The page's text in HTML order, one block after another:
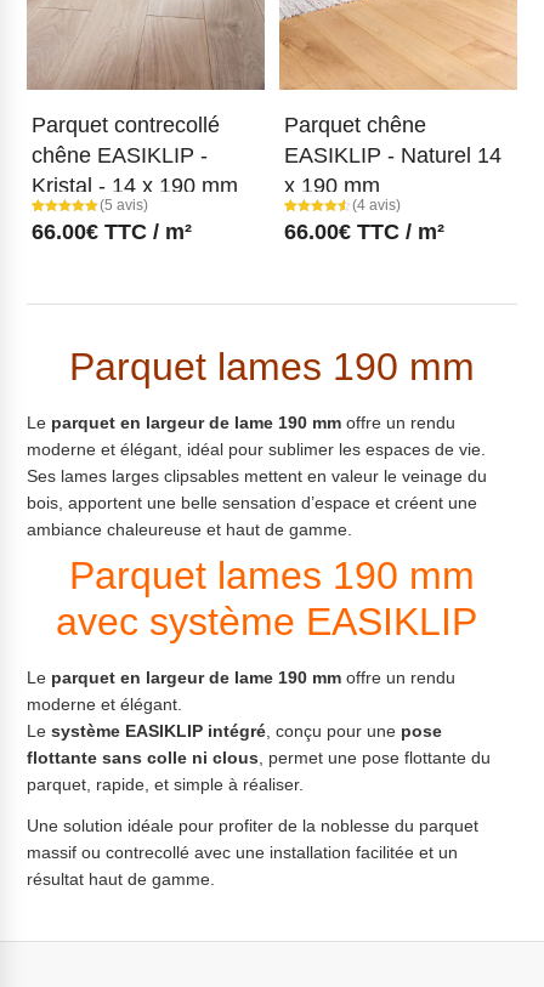
Parquet contrecollé
chêne EASIKLIP -
Kristal - 14 x 190 mm
Noté
5.00
5
(5 avis)
66.00€ TTC / m²
Parquet chêne
EASIKLIP - Naturel 14
x 190 mm
Noté
4.50
4
(4 avis)
66.00€ TTC / m²
Parquet lames 190 mm
Le parquet en largeur de lame 190 mm offre un rendu
moderne et élégant, idéal pour sublimer les espaces de vie.
Ses lames larges clipsables mettent en valeur le veinage du
bois, apportent une belle sensation d’espace et créent une
ambiance chaleureuse et haut de gamme.
Parquet lames 190 mm
avec système EASIKLIP
Le parquet en largeur de lame 190 mm offre un rendu
moderne et élégant.
Lesystème EASIKLIP intégré , conçu pour une pose
flottante sans colle ni clous , permet une pose flottante du
parquet, rapide, et simple à réaliser.
Une solution idéale pour profiter de la noblesse du parquet
massif ou contrecollé avec une installation facilitée et un
résultat haut de gamme.